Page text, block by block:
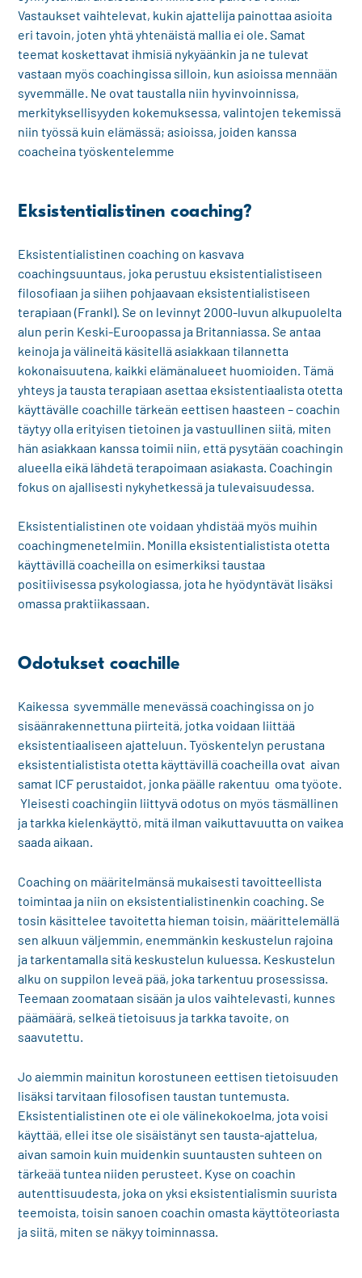
Vastaukset vaihtelevat, kukin ajattelija painottaa asioita
eri tavoin, joten yhtä yhtenäistä mallia ei ole. Samat
teemat koskettavat ihmisiä nykyäänkin ja ne tulevat
vastaan myös coachingissa silloin, kun asioissa mennään
syvemmälle. Ne ovat taustalla niin hyvinvoinnissa,
merkityksellisyyden kokemuksessa, valintojen tekemissä
niin työssä kuin elämässä; asioissa, joiden kanssa
coacheina työskentelemme
Eksistentialistinen coaching?
Eksistentialistinen coaching on kasvava
coachingsuuntaus, joka perustuu eksistentialistiseen
filosofiaan ja siihen pohjaavaan eksistentialistiseen
terapiaan (Frankl). Se on levinnyt 2000-luvun alkupuolelta
alun perin Keski-Euroopassa ja Britanniassa. Se antaa
keinoja ja välineitä käsitellä asiakkaan tilannetta
kokonaisuutena, kaikki elämänalueet huomioiden. Tämä
yhteys ja tausta terapiaan asettaa eksistentiaalista otetta
käyttävälle coachille tärkeän eettisen haasteen – coachin
täytyy olla erityisen tietoinen ja vastuullinen siitä, miten
hän asiakkaan kanssa toimii niin, että pysytään coachingin
alueella eikä lähdetä terapoimaan asiakasta. Coachingin
fokus on ajallisesti nykyhetkessä ja tulevaisuudessa.
Eksistentialistinen ote voidaan yhdistää myös muihin
coachingmenetelmiin. Monilla eksistentialistista otetta
käyttävillä coacheilla on esimerkiksi taustaa
positiivisessa psykologiassa, jota he hyödyntävät lisäksi
omassa praktiikassaan.
Odotukset coachille
Kaikessa syvemmälle menevässä coachingissa on jo
sisäänrakennettuna piirteitä, jotka voidaan liittää
eksistentiaaliseen ajatteluun. Työskentelyn perustana
eksistentialistista otetta käyttävillä coacheilla ovat aivan
samat ICF perustaidot, jonka päälle rakentuu oma työote.
Yleisesti coachingiin liittyvä odotus on myös täsmällinen
ja tarkka kielenkäyttö, mitä ilman vaikuttavuutta on vaikea
saada aikaan.
Coaching on määritelmänsä mukaisesti tavoitteellista
toimintaa ja niin on eksistentialistinenkin coaching. Se
tosin käsittelee tavoitetta hieman toisin, määrittelemällä
sen alkuun väljemmin, enemmänkin keskustelun rajoina
ja tarkentamalla sitä keskustelun kuluessa. Keskustelun
alku on suppilon leveä pää, joka tarkentuu prosessissa.
Teemaan zoomataan sisään ja ulos vaihtelevasti, kunnes
päämäärä, selkeä tietoisuus ja tarkka tavoite, on
saavutettu.
Jo aiemmin mainitun korostuneen eettisen tietoisuuden
lisäksi tarvitaan filosofisen taustan tuntemusta.
Eksistentialistinen ote ei ole välinekokoelma, jota voisi
käyttää, ellei itse ole sisäistänyt sen tausta-ajattelua,
aivan samoin kuin muidenkin suuntausten suhteen on
tärkeää tuntea niiden perusteet. Kyse on coachin
autenttisuudesta, joka on yksi eksistentialismin suurista
teemoista, toisin sanoen coachin omasta käyttöteoriasta
ja siitä, miten se näkyy toiminnassa.